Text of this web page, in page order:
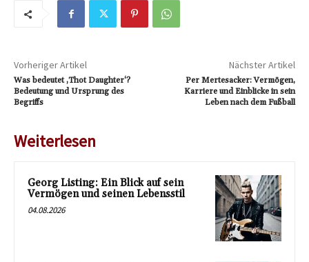
Vorheriger Artikel
Was bedeutet ‚Thot Daughter‘?
Bedeutung und Ursprung des
Begriffs
Nächster Artikel
Per Mertesacker: Vermögen,
Karriere und Einblicke in sein
Leben nach dem Fußball
Weiterlesen
Georg Listing: Ein Blick auf sein
Vermögen und seinen Lebensstil
04.08.2026